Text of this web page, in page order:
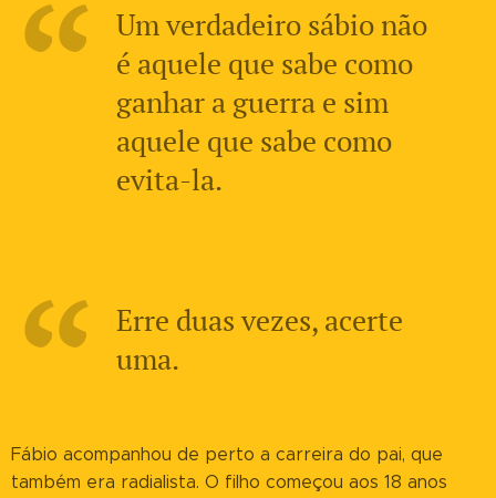
Um verdadeiro sábio não
é aquele que sabe como
ganhar a guerra e sim
aquele que sabe como
evita-la.
Erre duas vezes, acerte
uma.
Fábio acompanhou de perto a carreira do pai, que
também era radialista. O filho começou aos 18 anos